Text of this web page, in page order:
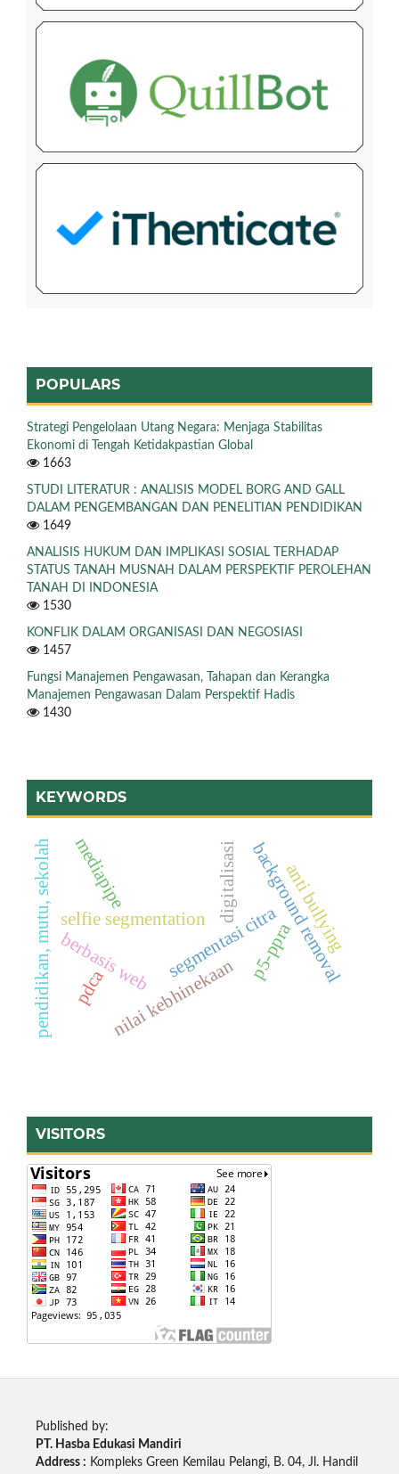
POPULARS
Strategi Pengelolaan Utang Negara: Menjaga Stabilitas
Ekonomi di Tengah Ketidakpastian Global
1663
STUDI LITERATUR : ANALISIS MODEL BORG AND GALL
DALAM PENGEMBANGAN DAN PENELITIAN PENDIDIKAN
1649
ANALISIS HUKUM DAN IMPLIKASI SOSIAL TERHADAP
STATUS TANAH MUSNAH DALAM PERSPEKTIF PEROLEHAN
TANAH DI INDONESIA
1530
KONFLIK DALAM ORGANISASI DAN NEGOSIASI
1457
Fungsi Manajemen Pengawasan, Tahapan dan Kerangka
Manajemen Pengawasan Dalam Perspektif Hadis
1430
KEYWORDS
selfie segmentationsegmentasi citrabackground removal
mediapipe
berbasis web
digitalisasi
pdca
p5-ppra
nilai kebhinekaan
anti bullying
pendidikan, mutu, sekolah
VISITORS
Published by:
PT. Hasba Edukasi Mandiri
Address : Kompleks Green Kemilau Pelangi, B. 04, Jl. Handil